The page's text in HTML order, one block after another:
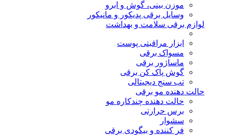
موزن بینی، گوش و ابرو
وسایل برقی پدیکور و مانیکور
لوازم برقی سلامت و بهداشت
ابزار مراقبتی پوست
مسواک برقی
ماساژور برقی
گوش پاک کن برقی
تب سنج دیجیتالی
حالت دهنده مو برقی
حالت دهنده چندکاره مو
برس حرارتی
سشوار
فر کننده و بیگودی برقی